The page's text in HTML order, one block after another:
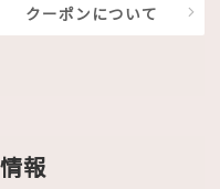
クーポンについて
報